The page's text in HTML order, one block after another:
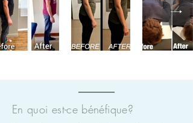
En quoi est-ce bénéfique?